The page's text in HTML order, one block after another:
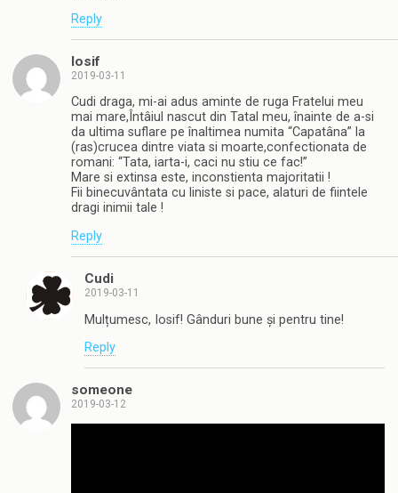
Reply
Iosif
2019-03-11
Cudi draga, mi-ai adus aminte de ruga Fratelui meu
mai mare,Întâiul nascut din Tatal meu, înainte de a-si
da ultima suflare pe înaltimea numita “Capatâna” la
(ras)crucea dintre viata si moarte,confectionata de
romani: “Tata, iarta-i, caci nu stiu ce fac!”
Mare si extinsa este, inconstienta majoritatii !
Fii binecuvântata cu liniste si pace, alaturi de fiintele
dragi inimii tale !
Reply
Cudi
2019-03-11
Mulțumesc, Iosif! Gânduri bune și pentru tine!
Reply
someone
2019-03-12